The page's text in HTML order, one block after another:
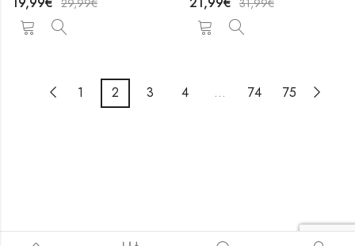
29,99€ 31,99€
1 2 3 4 … 74 75